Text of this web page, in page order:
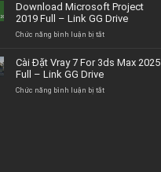
giá
tốt,
chất
VideoStudio
Ultimate
2020
GG
Download Microsoft Project
2019 Full – Link GG Drive
Chức năng bình luận bị tắtở
Project
Full
Cài Đặt Vray 7 For 3ds Max 2025
Full – Link GG Drive
Chức năng bình luận bị tắtở